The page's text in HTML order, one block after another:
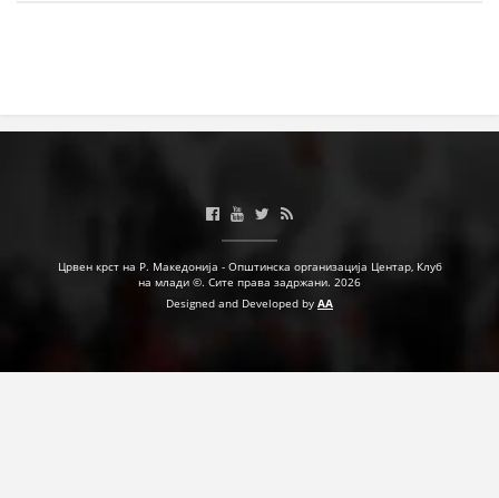
Црвен крст на Р. Македонија - Општинска организација Центар, Клуб
на млади ©. Сите права задржани. 2026
Designed and Developed by AA